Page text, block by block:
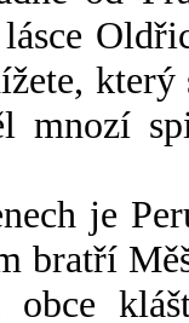
mnozí
je
bratří